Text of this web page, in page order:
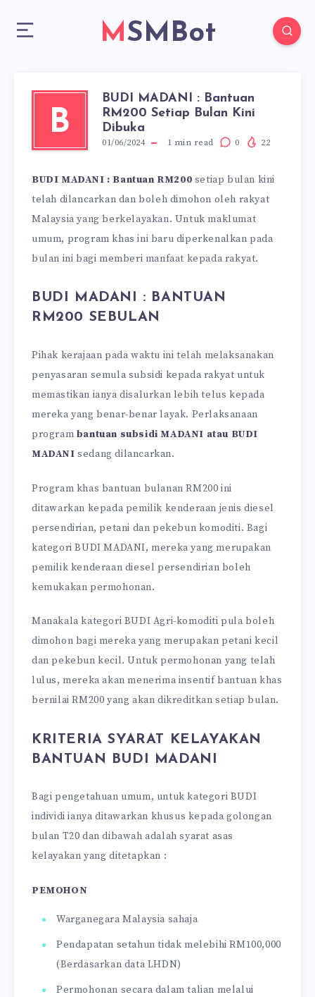
MSMBot
B
BUDI MADANI : Bantuan
RM200 Setiap Bulan Kini
Dibuka
01/06/2024 1 min read 0 22
BUDI MADANI : Bantuan RM200 setiap bulan kini
telah dilancarkan dan boleh dimohon oleh rakyat
Malaysia yang berkelayakan. Untuk maklumat
umum, program khas ini baru diperkenalkan pada
bulan ini bagi memberi manfaat kepada rakyat.
BUDI MADANI : BANTUAN
RM200 SEBULAN
Pihak kerajaan pada waktu ini telah melaksanakan
penyasaran semula subsidi kepada rakyat untuk
memastikan ianya disalurkan lebih telus kepada
mereka yang benar-benar layak. Perlaksanaan
program bantuan subsidi MADANI atau BUDI
MADANI sedang dilancarkan.
Program khas bantuan bulanan RM200 ini
ditawarkan kepada pemilik kenderaan jenis diesel
persendirian, petani dan pekebun komoditi. Bagi
kategori BUDI MADANI, mereka yang merupakan
pemilik kenderaan diesel persendirian boleh
kemukakan permohonan.
Manakala kategori BUDI Agri-komoditi pula boleh
dimohon bagi mereka yang merupakan petani kecil
dan pekebun kecil. Untuk permohonan yang telah
lulus, mereka akan menerima insentif bantuan khas
bernilai RM200 yang akan dikreditkan setiap bulan.
KRITERIA SYARAT KELAYAKAN
BANTUAN BUDI MADANI
Bagi pengetahuan umum, untuk kategori BUDI
individi ianya ditawarkan khusus kepada golongan
bulan T20 dan dibawah adalah syarat asas
kelayakan yang ditetapkan :
PEMOHON
Warganegara Malaysia sahaja
Pendapatan setahun tidak melebihi RM100,000
(Berdasarkan data LHDN)
Permohonan secara dalam talian melalui